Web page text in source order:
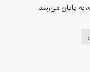
به پایان می‌رسد.